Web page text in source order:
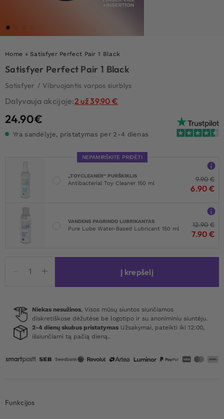
Home »Satisfyer Perfect Pair 1 Black
Satisfyer Perfect Pair 1 Black
Satisfyer / Vibruojantis varpos siurblys
Dalyvauja akcijoje:2 už 39,90 €
24.90€
Yra sandėlyje, pristatymas per 2-4 dienas
NEPAMIRŠKITE PRIDĖTI
„TOYCLEANER“ PURŠKIKLIS
Antibacterial Toy Cleaner 150 ml
9.90€
6.90 €
VANDENS PAGRINDO LUBRIKANTAS
Pure Lube Water-Based Lubricant 150 ml
12.90€
7.90 €
kiekis:
Satisfyer
Pair
Black
Į krepšelį
Niekas nesužinos, Visos mūsų siuntos siunčiamos
diskretiškose dėžutėse be logotipo ir su anoniminiu siuntėju.
2-4 dienų skubus pristatymas Užsakymai, pateikti iki 12:00,
išsiunčiami tą pačią dieną..
Funkcijos